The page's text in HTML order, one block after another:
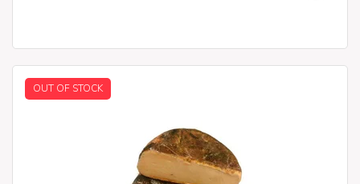
OUT OF STOCK